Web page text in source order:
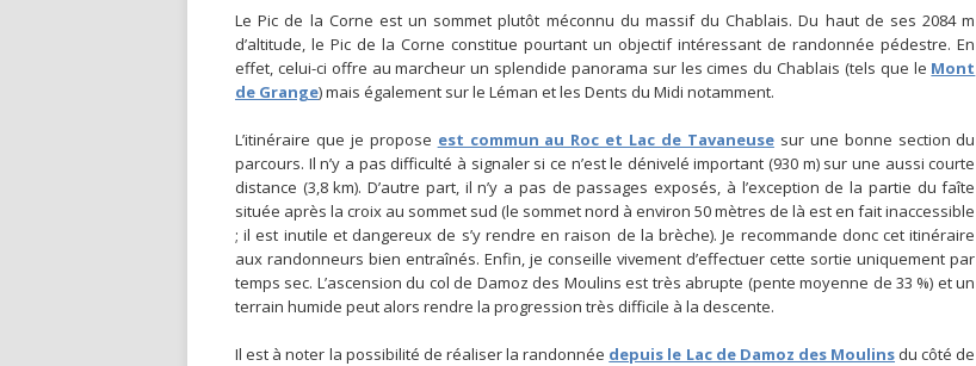
Le Pic de la Corne est un sommet plutôt méconnu du massif du Chablais. Du haut de ses 2084 m
d’altitude, le Pic de la Corne constitue pourtant un objectif intéressant de randonnée pédestre. En
effet, celui-ci offre au marcheur un splendide panorama sur les cimes du Chablais (tels que le Mont
de Grange) mais également sur le Léman et les Dents du Midi notamment.
L’itinéraire que je propose est commun au Roc et Lac de Tavaneusesur une bonne section du
parcours. Il n’y a pas difficulté à signaler si ce n’est le dénivelé important (930 m) sur une aussi courte
distance (3,8 km). D’autre part, il n’y a pas de passages exposés, à l’exception de la partie du faîte
située après la croix au sommet sud (le sommet nord à environ 50 mètres de là est en fait inaccessible
; il est inutile et dangereux de s’y rendre en raison de la brèche). Je recommande donc cet itinéraire
aux randonneurs bien entraînés. Enfin, je conseille vivement d’effectuer cette sortie uniquement par
temps sec. L’ascension du col de Damoz des Moulins est très abrupte (pente moyenne de 33 %) et un
terrain humide peut alors rendre la progression très difficile à la descente.
Il est à noter la possibilité de réaliser la randonnée depuis le Lac de Damoz des Moulins du côté de